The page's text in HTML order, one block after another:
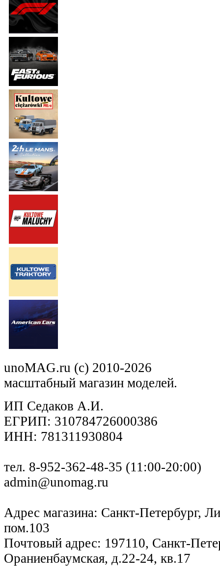
unoMAG.ru (c) 2010-2026
масштабный магазин моделей.
ИП Седаков А.И.
ЕГРИП: 310784726000386
ИНН: 781311930804
тел. 8-952-362-48-35 (11:00-20:00)
admin@unomag.ru
Адрес магазина: Санкт-Петербург,
пом.103
Почтовый адрес: 197110, Санкт-
Ораниенбаумская, д.22-24, кв.17